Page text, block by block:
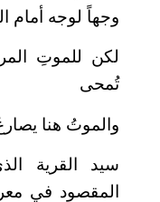
وجهاً لوجه أمام
لكن للموتِ
تُمحى
والموتُ هنا
سيد القرية
المقصود في